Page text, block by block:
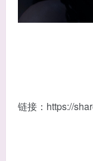
链接：https://